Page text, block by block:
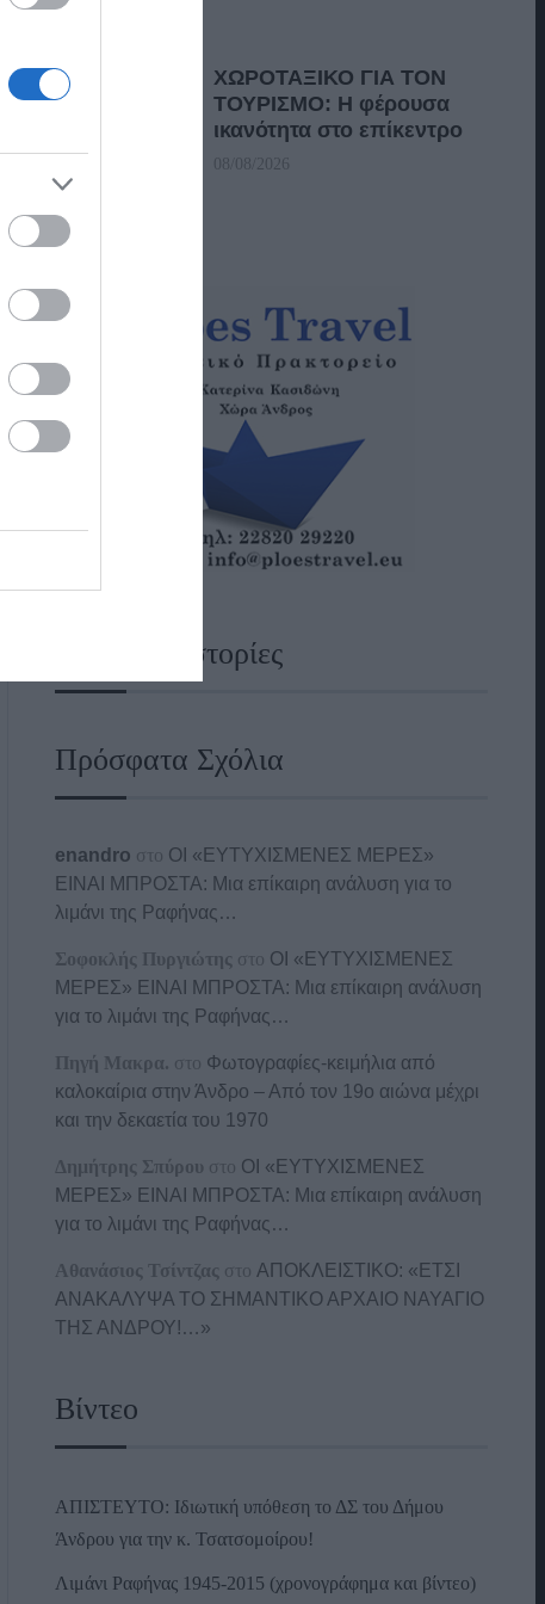
ΧΩΡΟΤΑΞΙΚΟ ΓΙΑ ΤΟΝ
ΤΟΥΡΙΣΜΟ: Η φέρουσα
ικανότητα στο επίκεντρο
08/08/2026
Ναυτικές Ιστορίες
Πρόσφατα Σχόλια
enandro στο ΟΙ «ΕΥΤΥΧΙΣΜΕΝΕΣ ΜΕΡΕΣ»
ΕΙΝΑΙ ΜΠΡΟΣΤΑ: Μια επίκαιρη ανάλυση για το
λιμάνι της Ραφήνας…
Σοφοκλής Πυργιώτης στο ΟΙ «ΕΥΤΥΧΙΣΜΕΝΕΣ
ΜΕΡΕΣ» ΕΙΝΑΙ ΜΠΡΟΣΤΑ: Μια επίκαιρη ανάλυση
για το λιμάνι της Ραφήνας…
Πηγή Μακρα. στο Φωτογραφίες-κειμήλια από
καλοκαίρια στην Άνδρο – Από τον 19ο αιώνα μέχρι
και την δεκαετία του 1970
Δημήτρης Σπύρου στο ΟΙ «ΕΥΤΥΧΙΣΜΕΝΕΣ
ΜΕΡΕΣ» ΕΙΝΑΙ ΜΠΡΟΣΤΑ: Μια επίκαιρη ανάλυση
για το λιμάνι της Ραφήνας…
Αθανάσιος Τσίντζας στοΑΠΟΚΛΕΙΣΤΙΚΟ: «ΕΤΣΙ
ΑΝΑΚΑΛΥΨΑ ΤΟ ΣΗΜΑΝΤΙΚΟ ΑΡΧΑΙΟ ΝΑΥΑΓΙΟ
ΤΗΣ ΑΝΔΡΟΥ!…»
Βίντεο
ΑΠΙΣΤΕΥΤΟ: Ιδιωτική υπόθεση το ΔΣ του Δήμου
Άνδρου για την κ. Τσατσομοίρου!
Λιμάνι Ραφήνας 1945-2015 (χρονογράφημα και βίντεο)